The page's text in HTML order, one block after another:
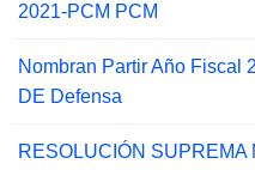
2021-PCM PCM
Nombran Partir Año Fiscal
DE Defensa
RESOLUCIÓN SUPREMA